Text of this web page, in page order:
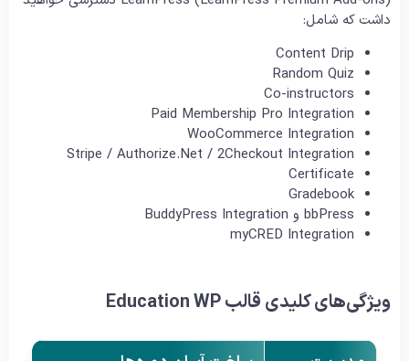
داشت که شامل:
Content Drip
Random Quiz
Co-instructors
Paid Membership Pro Integration
WooCommerce Integration
Stripe / Authorize.Net / 2Checkout Integration
Certificate
Gradebook
bbPress و BuddyPress Integration
myCRED Integration
ویژگی‌های کلیدی قالب Education WP